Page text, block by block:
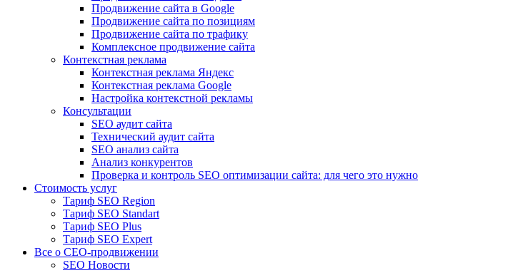
Продвижение сайта в Google
Продвижение сайта по позициям
Продвижение сайта по трафику
Комплексное продвижение сайта
Контекстная реклама
Контекстная реклама Яндекс
Контекстная реклама Google
Настройка контекстной рекламы
Консультации
SEO аудит сайта
Технический аудит сайта
SEO анализ сайта
Анализ конкурентов
Проверка и контроль SEO оптимизации сайта: для чего это нужно
Стоимость услуг
Тариф SEO Region
Тариф SEO Standart
Тариф SEO Plus
Тариф SEO Expert
Все о СЕО-продвижении
SEO Новости